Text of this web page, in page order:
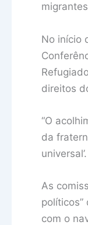
No início
direitos
“O
da
universal’.
As
com o